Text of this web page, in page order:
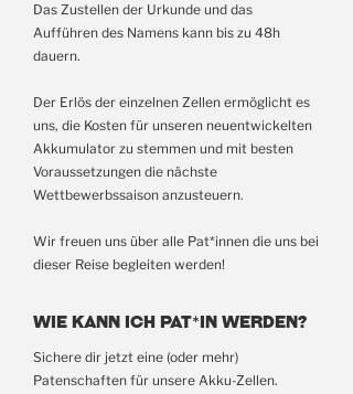
Das Zustellen der Urkunde und das
Aufführen des Namens kann bis zu 48h
dauern.
Der Erlös der einzelnen Zellen ermöglicht es
uns, die Kosten für unseren neuentwickelten
Akkumulator zu stemmen und mit besten
Voraussetzungen die nächste
Wettbewerbssaison anzusteuern.
Wir freuen uns über alle Pat*innen die uns bei
dieser Reise begleiten werden!
Wie kann ich Pat*in werden?
Sichere dir jetzt eine (oder mehr)
Patenschaften für unsere Akku-Zellen.